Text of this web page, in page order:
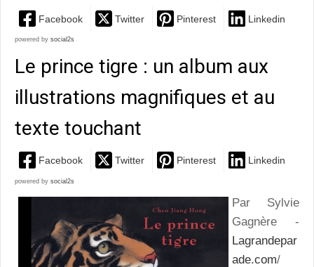
Facebook Twitter Pinterest Linkedin
powered by social2s
Le prince tigre : un album aux
illustrations magnifiques et au
texte touchant
Facebook Twitter Pinterest Linkedin
powered by social2s
Par Sylvie
Gagnère -
Lagrandepar
ade.com/